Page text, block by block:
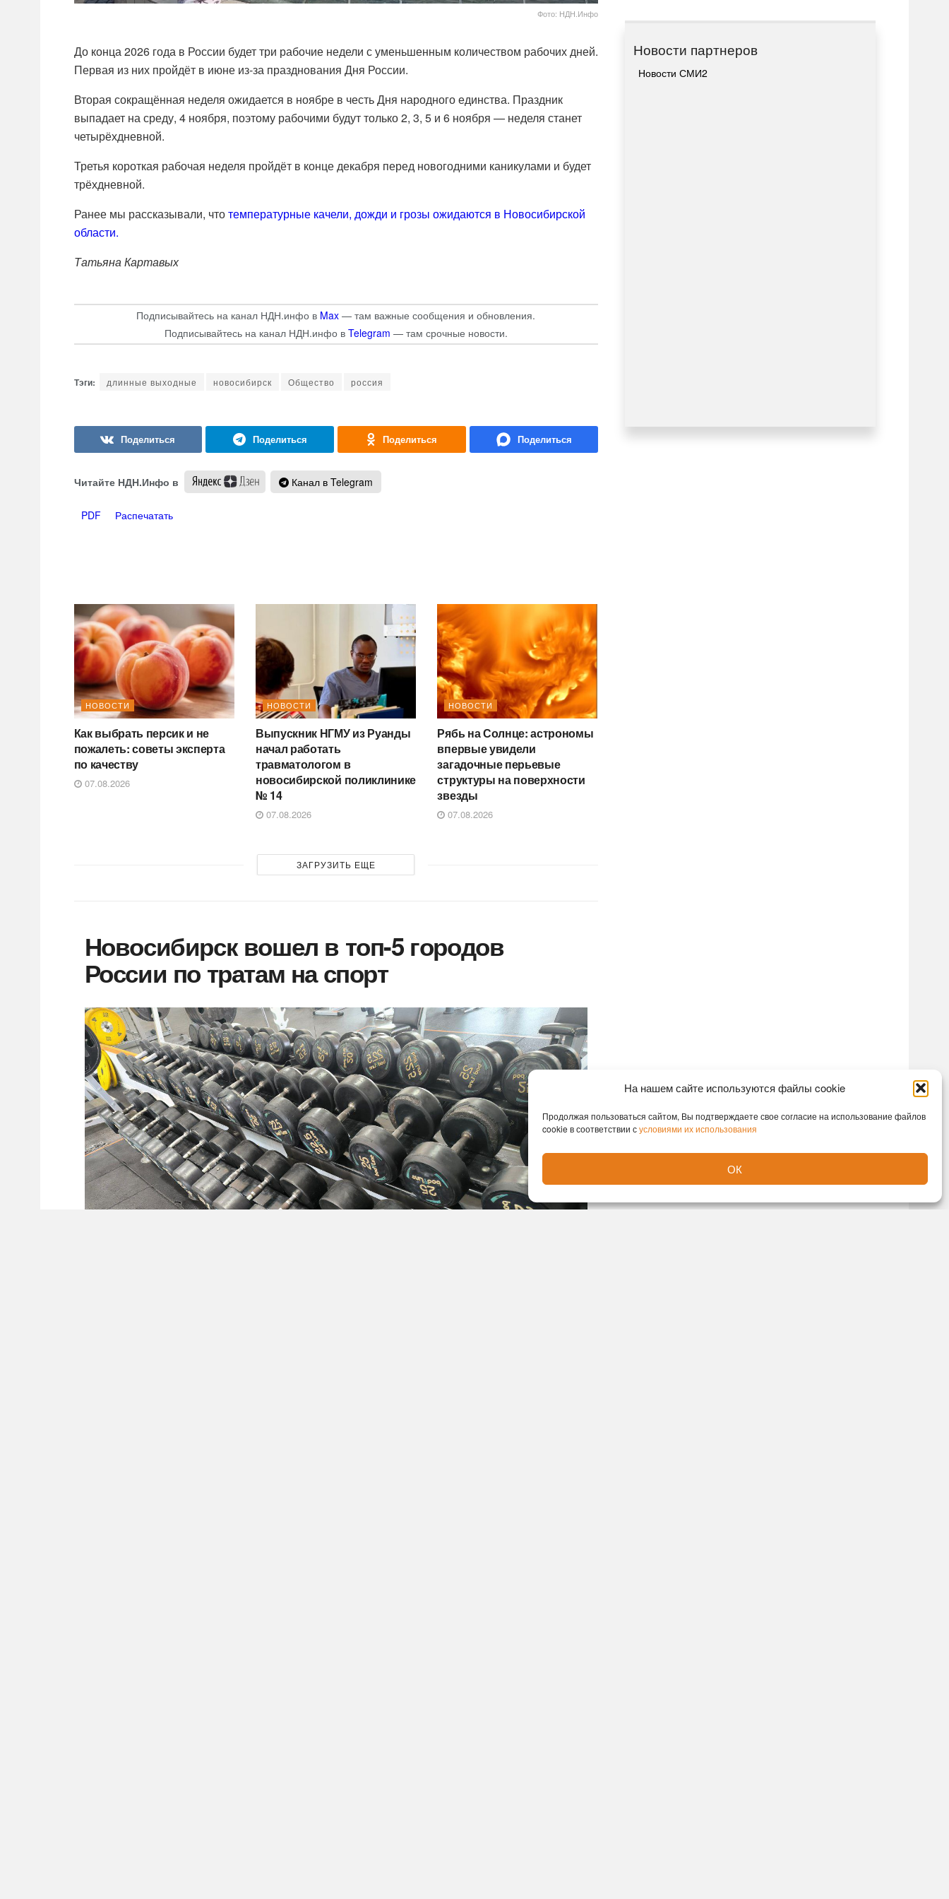
На нашем сайте используются файлы cookie
Продолжая пользоваться сайтом, Вы подтверждаете свое согласие на использование файлов
cookie в соответствии сусловиями их использования
ОК
Фото: НДН.Инфо
До конца 2026 года в России будет три рабочие недели с уменьшенным количеством рабочих дней.
Первая из них пройдёт в июне из-за празднования Дня России.
Вторая сокращённая неделя ожидается в ноябре в честь Дня народного единства. Праздник
выпадает на среду, 4 ноября, поэтому рабочими будут только 2, 3, 5 и 6 ноября — неделя станет
четырёхдневной.
Третья короткая рабочая неделя пройдёт в конце декабря перед новогодними каникулами и будет
трёхдневной.
Ранее мы рассказывали, чтотемпературные качели, дожди и грозы ожидаются в Новосибирской
области.
Татьяна Картавых
Подписывайтесь на канал НДН.инфо в Max — там важные сообщения и обновления.
Подписывайтесь на канал НДН.инфо в Telegram — там срочные новости.
длинные выходные новосибирск Общество россия
Читайте НДН.Инфо в Канал в Telegram
PDF Распечатать
НОВОСТИ
Как выбрать персик и не
пожалеть: советы эксперта
по качеству
07.08.2026
НОВОСТИ
Выпускник НГМУ из Руанды
начал работать
травматологом в
новосибирской поликлинике
№ 14
07.08.2026
НОВОСТИ
Рябь на Солнце: астрономы
впервые увидели
загадочные перьевые
структуры на поверхности
звезды
07.08.2026
ЗАГРУЗИТЬ ЕЩЕ
Новосибирск вошел в топ-5 городов
России по тратам на спорт
Новости партнеров
Новости СМИ2